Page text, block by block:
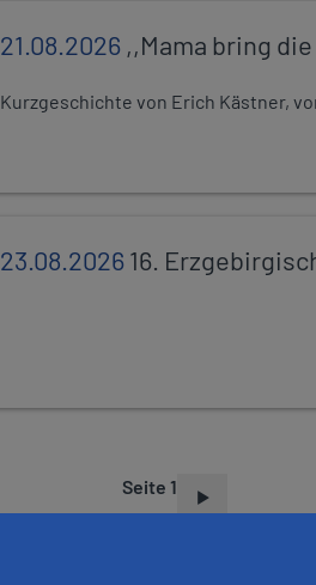
21.08.2026 ,,Mama bring
Kurzgeschichte von Erich Kästner,
23.08.202616.
Seite 1